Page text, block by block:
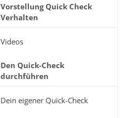
Vorstellung Quick Check
Verhalten
Videos
Den Quick-Check
durchführen
Dein eigener Quick-Check